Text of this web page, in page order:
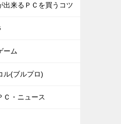
出来るＰＣを買うコツ
ーム
ル(ブルプロ)
Ｃ・ニュース